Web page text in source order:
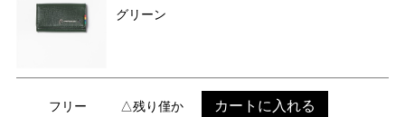
グリーン
フリー △残り僅か カートに入れる